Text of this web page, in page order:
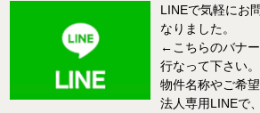
LINEで気軽にお
なりました。
←こちらのバナ
行なって下さい。
物件名称やご希
法人専用LINEで